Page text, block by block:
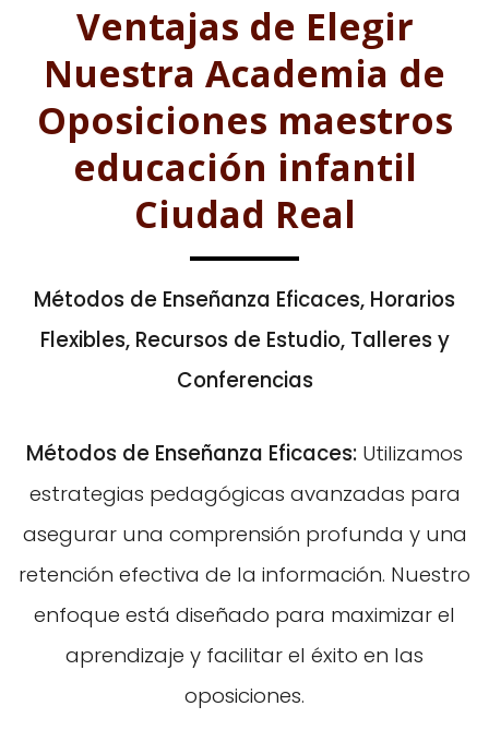
Ventajas de Elegir
Nuestra Academia de
Oposiciones maestros
educación infantil
Ciudad Real
Métodos de Enseñanza Eficaces, Horarios
Flexibles, Recursos de Estudio, Talleres y
Conferencias
Métodos de Enseñanza Eficaces: Utilizamos
estrategias pedagógicas avanzadas para
asegurar una comprensión profunda y una
retención efectiva de la información. Nuestro
enfoque está diseñado para maximizar el
aprendizaje y facilitar el éxito en las
oposiciones.